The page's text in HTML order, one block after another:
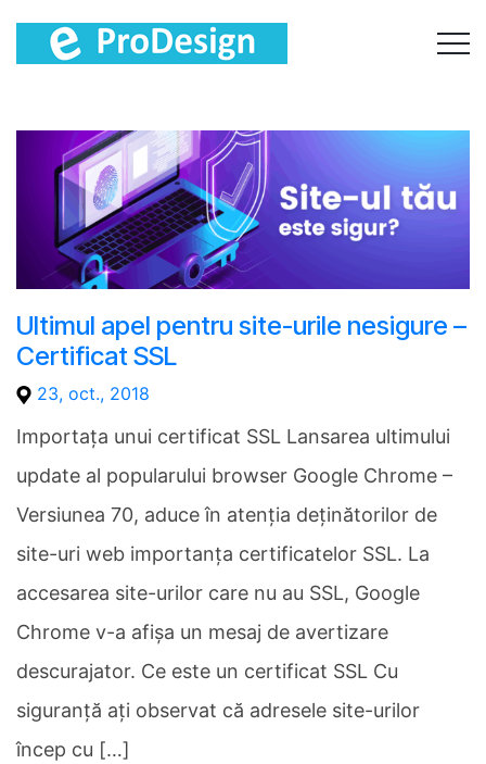
Ultimul apel pentru site-urile nesigure –
Certificat SSL
23, oct., 2018
Importața unui certificat SSL Lansarea ultimului
update al popularului browser Google Chrome –
Versiunea 70, aduce în atenția deținătorilor de
site-uri web importanța certificatelor SSL. La
accesarea site-urilor care nu au SSL, Google
Chrome v-a afișa un mesaj de avertizare
descurajator. Ce este un certificat SSL Cu
siguranță ați observat că adresele site-urilor
încep cu […]